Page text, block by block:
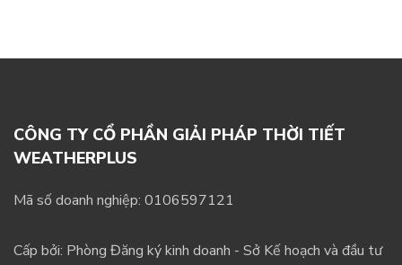
CÔNG TY CỔ PHẦN GIẢI PHÁP THỜI TIẾT
WEATHERPLUS
Mã số doanh nghiệp: 0106597121
Cấp bởi: Phòng Đăng ký kinh doanh - Sở Kế hoạch và đầu tư